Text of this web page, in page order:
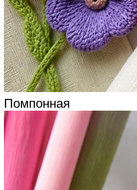
Помпонная